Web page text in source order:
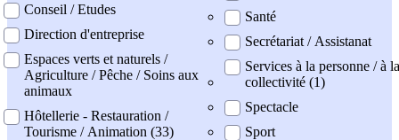
Conseil / Etudes
Direction d'entreprise
Espaces verts et naturels /
Agriculture / Pêche / Soins aux
animaux
Hôtellerie - Restauration /
Tourisme / Animation (33)
Santé
Secrétariat / Assistanat
Services à la personne / à la
collectivité (1)
Spectacle
Sport